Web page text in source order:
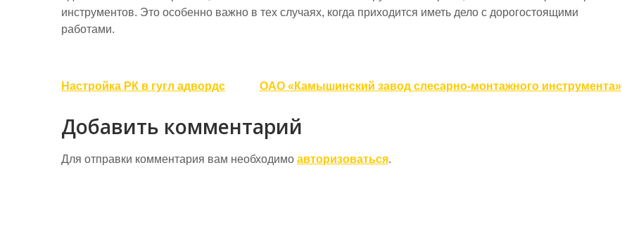
инструментов. Это особенно важно в тех случаях, когда приходится иметь дело с дорогостоящими
работами.
Навигация
записям
Настройка РК в гугл адвордс ОАО «Камышинский завод слесарно-монтажного инструмента»
Добавить комментарий
Для отправки комментария вам необходимо авторизоваться.